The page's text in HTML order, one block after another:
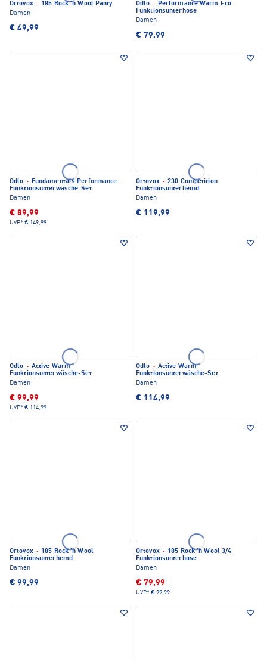
Ortovox · 185 Rock 'n Wool Panty
Damen
€ 49,99
Odlo · Performance Warm Eco
Funktionsunterhose
Damen
€ 79,99
Odlo · Fundamentals Performance
Funktionsunterwäsche-Set
Damen
€ 89,99
UVP* € 149,99
Ortovox · 230 Competition
Funktionsunterhemd
Damen
€ 119,99
Odlo · Active Warm
Funktionsunterwäsche-Set
Damen
€ 99,99
UVP* € 114,99
Odlo · Active Warm
Funktionsunterwäsche-Set
Damen
€ 114,99
Ortovox · 185 Rock 'n Wool
Funktionsunterhemd
Damen
€ 99,99
Ortovox · 185 Rock 'n Wool 3/4
Funktionsunterhose
Damen
€ 79,99
UVP* € 99,99